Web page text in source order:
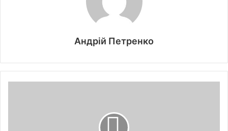
Андрій Петренко